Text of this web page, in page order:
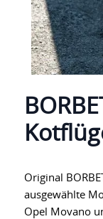
Original
ausgewählte
Opel Movano